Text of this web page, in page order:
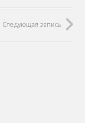
Следующая запись